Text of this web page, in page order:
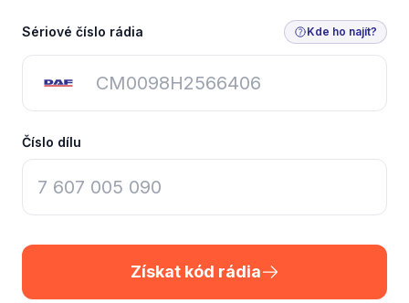
Získat kód rádia
Sériové číslo rádia Kde ho najít?
Číslo dílu
Získat kód rádia